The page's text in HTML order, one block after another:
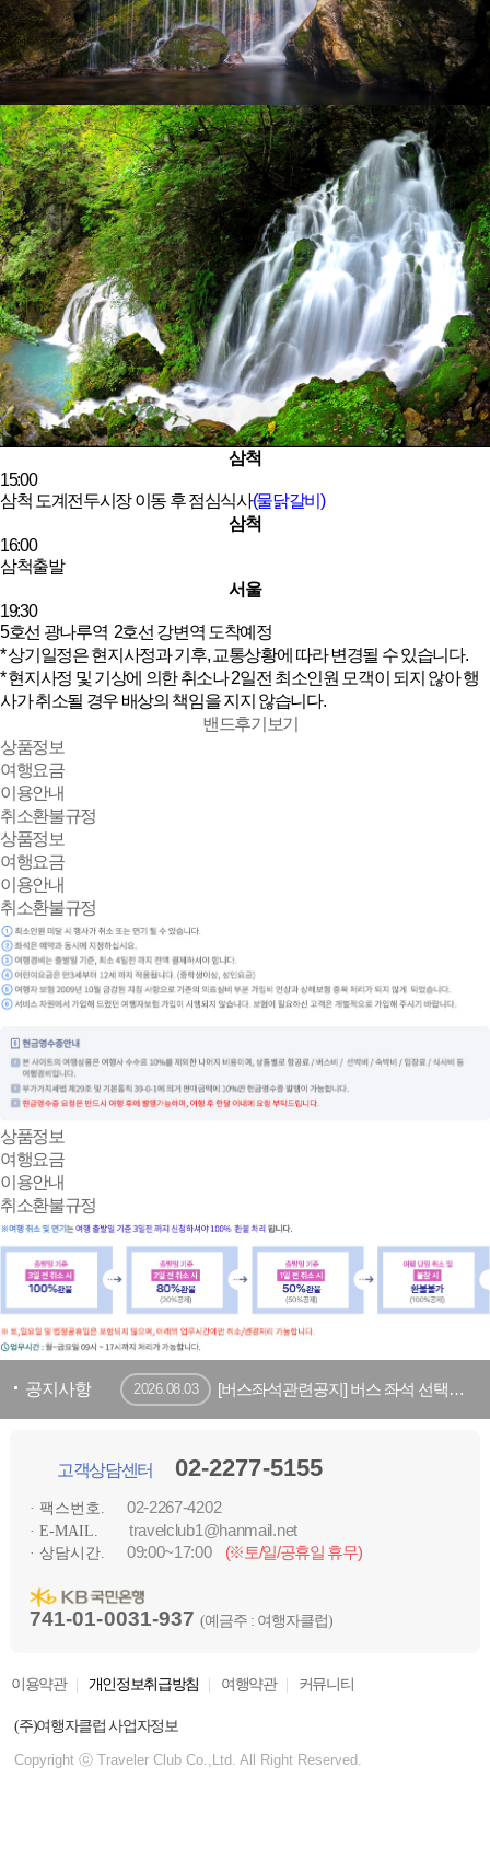
삼척
15:00
삼척 도계전두시장 이동 후 점심식사(물닭갈비)
삼척
16:00
삼척출발
서울
19:30
5호선 광나루역 2호선 강변역 도착예정
* 상기일정은 현지사정과 기후, 교통상황에 따라 변경될 수 있습니다.
* 현지사정 및 기상에 의한 취소나 2일전 최소인원 모객이 되지 않아 행
사가 취소될 경우 배상의 책임을 지지 않습니다.
밴드후기보기
상품정보
여행요금
이용안내
취소환불규정
상품정보
여행요금
이용안내
취소환불규정
상품정보
여행요금
이용안내
취소환불규정
공지사항 2026.08.03 [버스좌석관련공지] 버스 좌석 선택방법 및 공지사항
고객상담센터 02-2277-5155
· 팩스번호. 02-2267-4202
· E-MAIL. travelclub1@hanmail.net
· 상담시간. 09:00~17:00 (※토/일/공휴일 휴무)
741-01-0031-937(예금주 : 여행자클럽)
이용약관 개인정보취급방침 여행약관 커뮤니티
(주)여행자클럽 사업자정보
Copyright ⓒ Traveler Club Co.,Ltd. All Right Reserved.